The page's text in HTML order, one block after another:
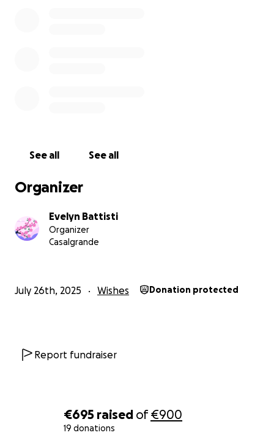
€695 raised of€900
19 donations
See all See all
Organizer
Evelyn Battisti
Organizer
Casalgrande
July 26th, 2025 Wishes Donation protected
Report fundraiser